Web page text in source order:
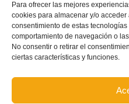
Para ofrecer las mejores
cookies para almacenar y/o
consentimiento de estas
comportamiento de navegación o
No consentir o retirar el
ciertas características y funciones.
celebrado en La Torre,
las autoridades, cuerpos de
emergencia participantes su
Avanzado PMA RAPTOR 102.